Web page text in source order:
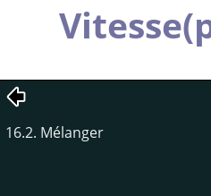
16.2. Mélanger